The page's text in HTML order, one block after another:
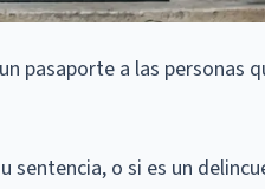
pasaporte a las personas
sentencia, o si es un